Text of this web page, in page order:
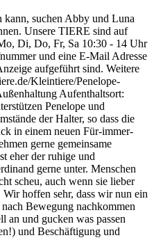
kann, suchen Abby und Luna
Unsere TIERE sind auf
Di, Do, Fr, Sa 10:30 - 14 Uhr
und eine E-Mail Adresse
aufgeführt sind. Weitere
Kleintiere/Penelope-
Aufenthaltsort:
Penelope und
der Halter, so dass die
in einem neuen Für-immer-
gerne gemeinsame
eher der ruhige und
gerne unter. Menschen
scheu, auch wenn sie lieber
hoffen sehr, dass wir nun ein
Bewegung nachkommen
an und gucken was passen
und Beschäftigung und